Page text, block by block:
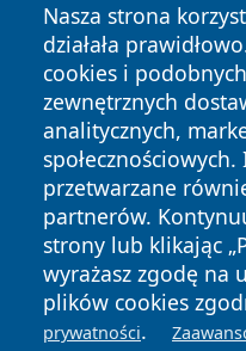
doświadczył w wizji.
Co po nim zostało czyli
przyszłych papieży i
Leon XIII był papieżem
oczy nowoczesności,
powiedział
dogadać, a nie tylko
pontyfikat położył
Kościół XX i XXI wieku:
obecnym w debacie
Nasza strona
działała
cookies i
zewnętrznych
analitycznych,
przetwarzane
partnerów.
strony lub klikając
wyrażasz zgodę na
plików cookies
prywatności.